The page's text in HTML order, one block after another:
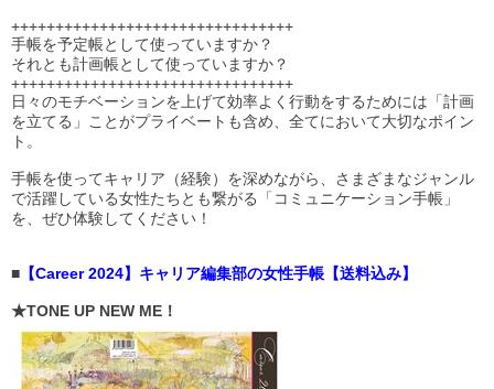
++++++++++++++++++++++++++++++++
手帳を予定帳として使っていますか？
それとも計画帳として使っていますか？
++++++++++++++++++++++++++++++++
日々のモチベーションを上げて効率よく行動をするためには「計画
を立てる」ことがプライベートも含め、全てにおいて大切なポイン
ト。
手帳を使ってキャリア（経験）を深めながら、さまざまなジャンル
で活躍している女性たちとも繋がる「コミュニケーション手帳」
を、ぜひ体験してください！
■ 【Career 2024】キャリア編集部の女性手帳【送料込み】
★TONE UP NEW ME！